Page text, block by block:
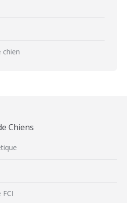
chien
Chiens